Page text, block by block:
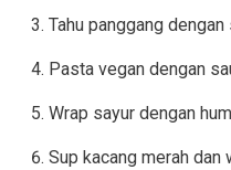
Tahu panggang
Pasta vegan dengan
Wrap sayur dengan
Sup kacang merah dan